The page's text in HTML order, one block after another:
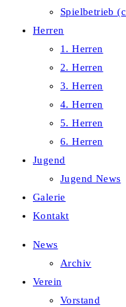
Spielbetrieb
Herren
1. Herren
2. Herren
3. Herren
4. Herren
5. Herren
6. Herren
Jugend
Jugend News
Galerie
Kontakt
News
Archiv
Verein
Vorstand